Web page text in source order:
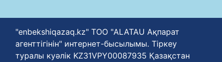
"enbekshiqazaq.kz" ТОО "ALATAU Ақпарат
агенттігінін" интернет-бысылымы. Тіркеу
туралы куәлік KZ31VPY00087935 Қазақстан